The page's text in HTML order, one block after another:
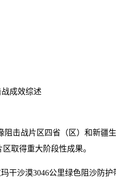
成效综述
击战片区四省（区）和新
取得重大阶段性成果。
干沙漠3046公里绿色阻沙